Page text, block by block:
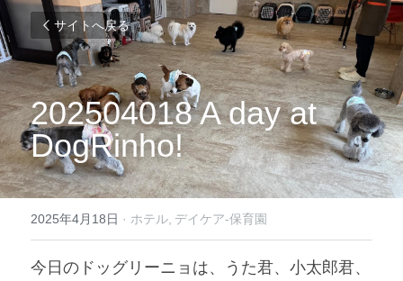
サイトへ戻る
202504018 A day at
DogRinho!
2025年4月18日 · ホテル, デイケア-保育園
今日のドッグリーニョは、うた君、小太郎君、